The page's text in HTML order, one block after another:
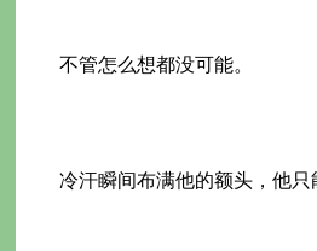
不管怎么想都没可能。
冷汗瞬间布满他的额头，他只